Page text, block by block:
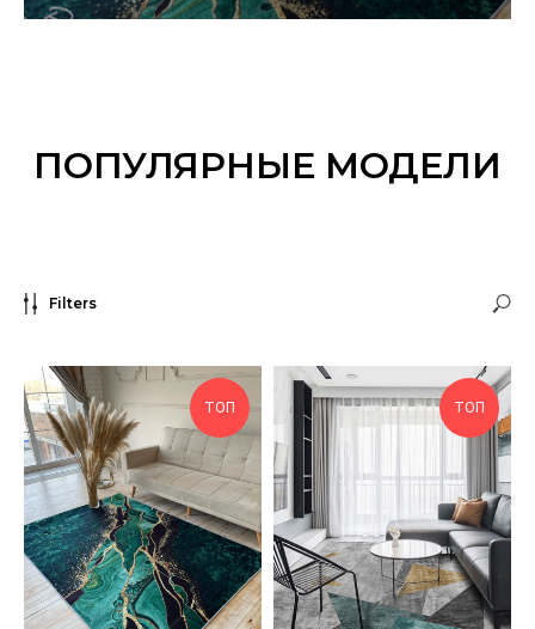
ПОПУЛЯРНЫЕ МОДЕЛИ
Filters
ТОП ТОП